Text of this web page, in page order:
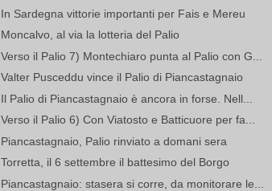
In Sardegna vittorie importanti per Fais e Mereu
Moncalvo, al via la lotteria del Palio
Verso il Palio 7) Montechiaro punta al Palio con G...
Valter Pusceddu vince il Palio di Piancastagnaio
Il Palio di Piancastagnaio è ancora in forse. Nell...
Verso il Palio 6) Con Viatosto e Batticuore per fa...
Piancastagnaio, Palio rinviato a domani sera
Torretta, il 6 settembre il battesimo del Borgo
Piancastagnaio: stasera si corre, da monitorare le...